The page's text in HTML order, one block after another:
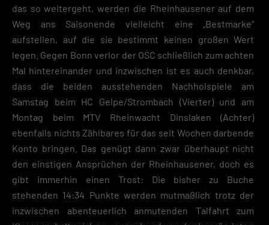
das so weitergeht, werden die Rheinhausener auf dem
Weg ans Saisonende vielleicht eine „Bestmarke“
aufstellen, auf die sie bestimmt keinen großen Wert
legen. Gegen Bonn verlor der OSC schließlich zum achten
Mal hintereinander und inzwischen ist es auch denkbar,
dass die beiden ausstehenden Nachholspiele am
Samstag beim HC Gelpe/Strombach (Vierter) und am
Montag beim MTV Rheinwacht Dinslaken (Achter)
ebenfalls nichts Zählbares für das seit Wochen darbende
Konto bringen. Das genügt dann zwar überhaupt nicht
den einstigen Ansprüchen der Rheinhausener, doch es
gibt immerhin einen Trost: Die bisher zu Buche
stehenden 14:34 Punkte werden mutmaßlich trotz der
inzwischen abenteuerlich anmutenden Talfahrt zum